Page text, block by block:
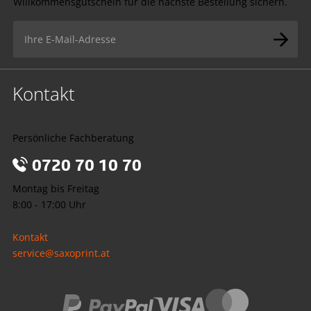
hauptsächlich klassische Medien (Zeitung, Postwürfe etc.)
Marketing weiterhin als erfolgversprechend. Dazu zählen
Personen besteht.
erreichen. Da vorher nicht evaluiert wird, ob diese zur
solcher Maßnahmen gering. Das Return-on-Investment
Marketing-Aktionen im Gegensatz zu digitalen
Kontakt
Persönliche Fachberatung
0720 70 10 70
Montag bis Freitag
8:00 - 17:00 Uhr
Kontakt
service@saxoprint.at